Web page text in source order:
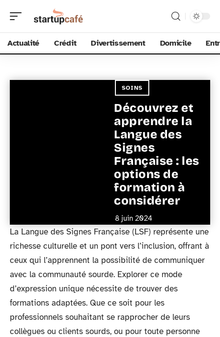
Actualité Crédit Divertissement Domicile
SOINS
Découvrez et
apprendre la
Langue des
Signes
Française : les
options de
formation à
considérer
8 juin 2024
La Langue des Signes Française (LSF) représente une
richesse culturelle et un pont vers l’inclusion, offrant à
ceux qui l’apprennent la possibilité de communiquer
avec la communauté sourde. Explorer ce mode
d’expression unique nécessite de trouver des
formations adaptées. Que ce soit pour les
professionnels souhaitant se rapprocher de leurs
collègues ou clients sourds, ou pour toute personne